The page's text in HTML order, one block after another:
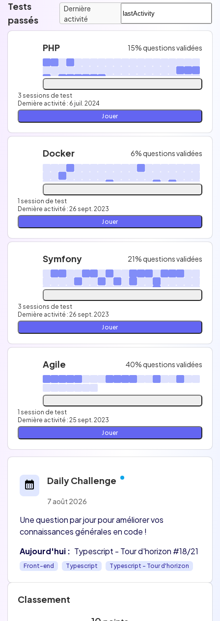
Tests
passés
Dernière
activité
PHP 15% questions validées
3 sessions de test
Dernière activité : 6 juil. 2024
Jouer
Docker 6% questions validées
1 session de test
Dernière activité : 26 sept. 2023
Jouer
Symfony 21% questions validées
3 sessions de test
Dernière activité : 26 sept. 2023
Jouer
Agile 40% questions validées
1 session de test
Dernière activité : 25 sept. 2023
Jouer
Daily Challenge
7 août 2026
Une question par jour pour améliorer vos
connaissances générales en code !
Aujourd'hui : Typescript - Tour d'horizon #18/21
Front-end Typescript Typescript - Tour d'horizon
Classement